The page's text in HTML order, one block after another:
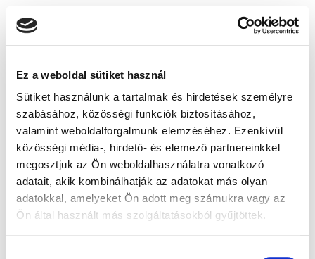
Ez a weboldal sütiket használ
Sütiket használunk a tartalmak és hirdetések személyre
szabásához, közösségi funkciók biztosításához,
valamint weboldalforgalmunk elemzéséhez. Ezenkívül
közösségi média-, hirdető- és elemező partnereinkkel
megosztjuk az Ön weboldalhasználatra vonatkozó
adatait, akik kombinálhatják az adatokat más olyan
adatokkal, amelyeket Ön adott meg számukra vagy az
Ön által használt más szolgáltatásokból gyűjtöttek.